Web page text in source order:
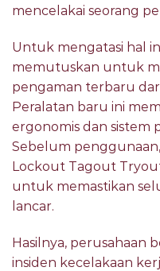
mencelakai seorang
Untuk mengatasi hal
memutuskan untuk
pengaman terbaru
Peralatan baru ini
ergonomis dan sistem
Sebelum
Lockout Tagout
untuk memastikan
lancar.
Hasilnya, perusahaan
insiden kecelakaan